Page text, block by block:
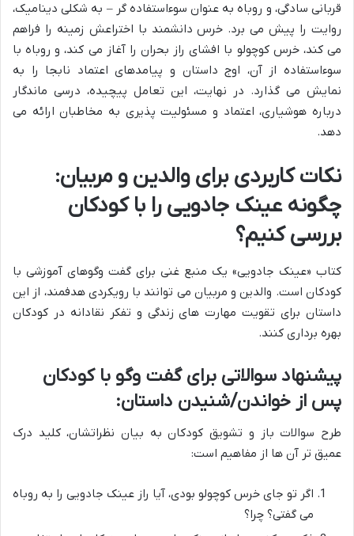
قربانی سادگی، و روباه به عنوان سوءاستفاده گر – به شکلی دینامیک،
روایت را پیش می برد. خرس دانشمند با اختراعش زمینه را فراهم
می کند، خرس کوچولو با افشای راز بحران را آغاز می کند، و روباه با
سوءاستفاده از آن، اوج داستان و پیامدهای اعتماد نابجا را به
نمایش می گذارد. در نهایت، این تعامل پیچیده، درسی ماندگار
درباره هوشیاری، اعتماد و مسئولیت پذیری به مخاطبان ارائه می
دهد.
نکات کاربردی برای والدین و مربیان:
چگونه عینک جادویی را با کودکان
بررسی کنیم؟
کتاب «عینک جادویی» یک منبع غنی برای گفت وگوهای آموزشی با
کودکان است. والدین و مربیان می توانند با رویکردی هدفمند، از این
داستان برای تقویت مهارت های زندگی و تفکر نقادانه در کودکان
بهره برداری کنند.
پیشنهاد سوالاتی برای گفت وگو با کودکان
پس از خواندن/شنیدن داستان:
طرح سوالات باز و تشویق کودکان به بیان نظراتشان، کلید درک
عمیق تر آن ها از مفاهیم است:
اگر تو جای خرس کوچولو بودی، آیا راز عینک جادویی را به روباه
می گفتی؟ چرا؟